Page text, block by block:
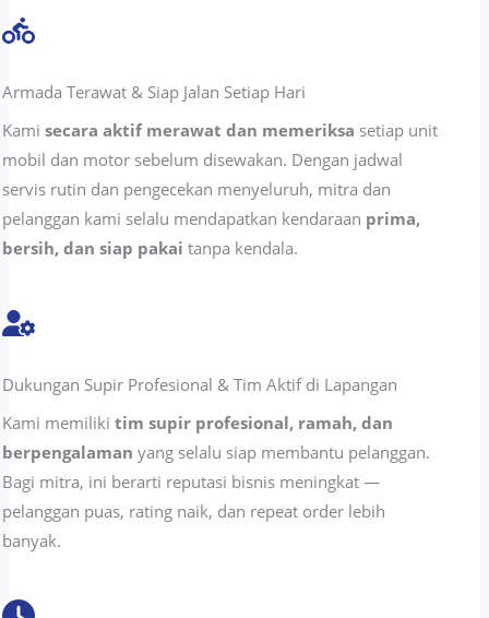
Armada Terawat & Siap Jalan Setiap Hari
Kamisecara aktif merawat dan memeriksa setiap unit
mobil dan motor sebelum disewakan. Dengan jadwal
servis rutin dan pengecekan menyeluruh, mitra dan
pelanggan kami selalu mendapatkan kendaraan prima,
bersih, dan siap pakai tanpa kendala.
Dukungan Supir Profesional & Tim Aktif di Lapangan
Kami memilikitim supir profesional, ramah, dan
berpengalaman yang selalu siap membantu pelanggan.
Bagi mitra, ini berarti reputasi bisnis meningkat —
pelanggan puas, rating naik, dan repeat order lebih
banyak.